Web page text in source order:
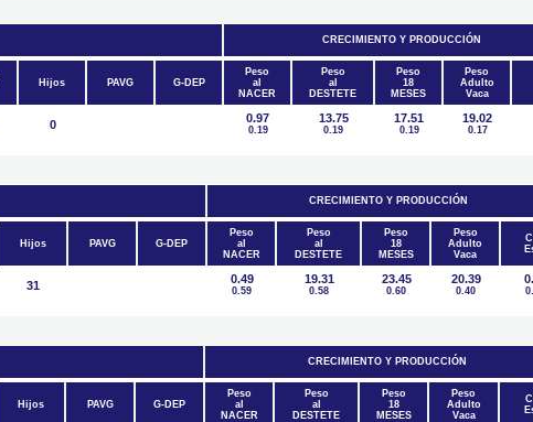
CRECIMIENTO Y PRODUCCIÓN
Hijos PAVG G-DEP
Peso
al
NACER
Peso
al
DESTETE
Peso
18
MESES
Peso
Adulto
Vaca
0 0.97
0.19
13.75
0.19
17.51
0.19
19.02
0.17
CRECIMIENTO Y PRODUCCIÓN
Hijos PAVG G-DEP
Peso
al
NACER
Peso
al
DESTETE
Peso
18
MESES
Peso
Adulto
Vaca
31 0.49
0.59
19.31
0.58
23.45
0.60
20.39
0.40
CRECIMIENTO Y PRODUCCIÓN
Hijos PAVG G-DEP
Peso
al
NACER
Peso
al
DESTETE
Peso
18
MESES
Peso
Adulto
Vaca